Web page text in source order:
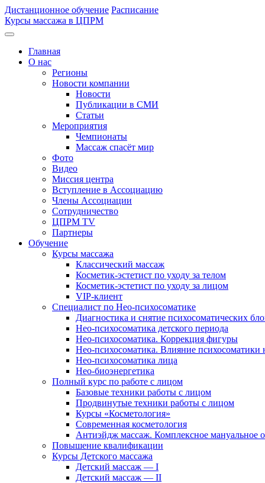
Дистанционное обучение Расписание
Курсы массажа в ЦПРМ
Главная
О нас
Регионы
Новости компании
Новости
Публикации в СМИ
Статьи
Мероприятия
Чемпионаты
Массаж спасёт мир
Фото
Видео
Миссия центра
Вступление в Ассоциацию
Члены Ассоциации
Сотрудничество
ЦПРМ TV
Партнеры
Oбучение
Курсы массажа
Классический массаж
Косметик-эстетист по уходу за телом
Косметик-эстетист по уходу за лицом
VIP-клиент
Специалист по Нео-психосоматике
Диагностика и снятие психосоматических
Нео-психосоматика детского периода
Нео-психосоматика. Коррекция фигуры
Нео-психосоматика. Влияние
Нео-психосоматика лица
Нео-биоэнергетика
Полный курс по работе с лицом
Базовые техники работы с лицом
Продвинутые техники работы с лицом
Курсы «Косметология»
Современная косметология
Антиэйдж массаж. Комплексное мануальное
Повышение квалификации
Курсы Детского массажа
Детский массаж — I
Детский массаж — II